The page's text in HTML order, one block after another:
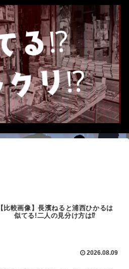
【比較画像】長濱ねると浦西ひかるは
似てる!二人の見分け方は⁉
2026.08.09